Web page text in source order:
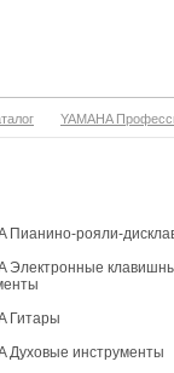
YAMAHA
Пианино-рояли-
Электронные
Гитары
Духовые инструменты